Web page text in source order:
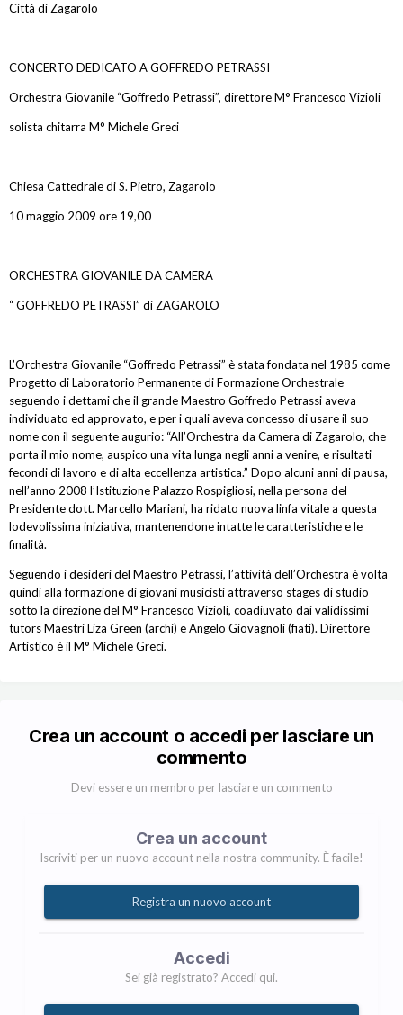
Città di Zagarolo
CONCERTO DEDICATO A GOFFREDO PETRASSI
Orchestra Giovanile “Goffredo Petrassi”, direttore M° Francesco Vizioli
solista chitarra M° Michele Greci
Chiesa Cattedrale di S. Pietro, Zagarolo
10 maggio 2009 ore 19,00
ORCHESTRA GIOVANILE DA CAMERA
“ GOFFREDO PETRASSI” di ZAGAROLO
L’Orchestra Giovanile “Goffredo Petrassi” è stata fondata nel 1985 come
Progetto di Laboratorio Permanente di Formazione Orchestrale
seguendo i dettami che il grande Maestro Goffredo Petrassi aveva
individuato ed approvato, e per i quali aveva concesso di usare il suo
nome con il seguente augurio: “All’Orchestra da Camera di Zagarolo, che
porta il mio nome, auspico una vita lunga negli anni a venire, e risultati
fecondi di lavoro e di alta eccellenza artistica.” Dopo alcuni anni di pausa,
nell’anno 2008 l’Istituzione Palazzo Rospigliosi, nella persona del
Presidente dott. Marcello Mariani, ha ridato nuova linfa vitale a questa
lodevolissima iniziativa, mantenendone intatte le caratteristiche e le
finalità.
Seguendo i desideri del Maestro Petrassi, l’attività dell’Orchestra è volta
quindi alla formazione di giovani musicisti attraverso stages di studio
sotto la direzione del M° Francesco Vizioli, coadiuvato dai validissimi
tutors Maestri Liza Green (archi) e Angelo Giovagnoli (fiati). Direttore
Artistico è il M° Michele Greci.
Crea un account o accedi per lasciare un
commento
Devi essere un membro per lasciare un commento
Crea un account
Iscriviti per un nuovo account nella nostra community. È facile!
Registra un nuovo account
Accedi
Sei già registrato? Accedi qui.